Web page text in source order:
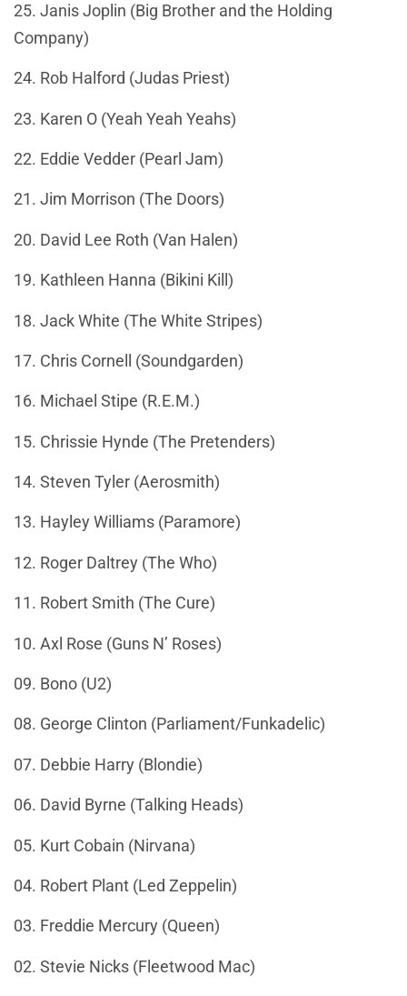
25. Janis Joplin (Big Brother and the Holding
Company)
24. Rob Halford (Judas Priest)
23. Karen O (Yeah Yeah Yeahs)
22. Eddie Vedder (Pearl Jam)
21. Jim Morrison (The Doors)
20. David Lee Roth (Van Halen)
19. Kathleen Hanna (Bikini Kill)
18. Jack White (The White Stripes)
17. Chris Cornell (Soundgarden)
16. Michael Stipe (R.E.M.)
15. Chrissie Hynde (The Pretenders)
14. Steven Tyler (Aerosmith)
13. Hayley Williams (Paramore)
12. Roger Daltrey (The Who)
11. Robert Smith (The Cure)
10. Axl Rose (Guns N’ Roses)
09. Bono (U2)
08. George Clinton (Parliament/Funkadelic)
07. Debbie Harry (Blondie)
06. David Byrne (Talking Heads)
05. Kurt Cobain (Nirvana)
04. Robert Plant (Led Zeppelin)
03. Freddie Mercury (Queen)
02. Stevie Nicks (Fleetwood Mac)